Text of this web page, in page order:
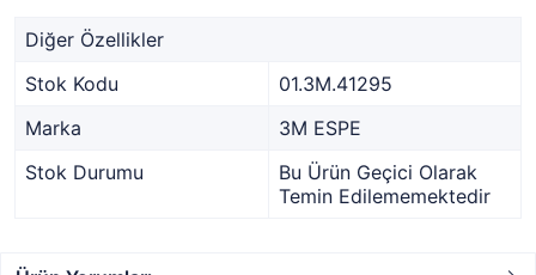
Diğer Özellikler
Stok Kodu
01.3M.41295
Marka
3M ESPE
Stok Durumu
Bu Ürün Geçici Olarak
Temin Edilememektedir